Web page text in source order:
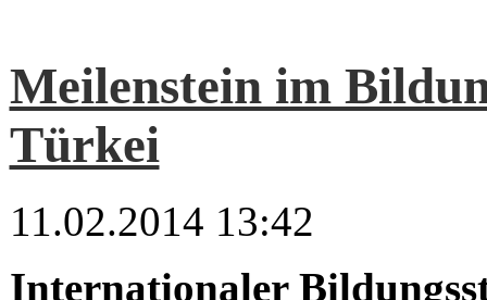
Meilenstein im
Türkei
11.02.2014 13:42
Internationaler